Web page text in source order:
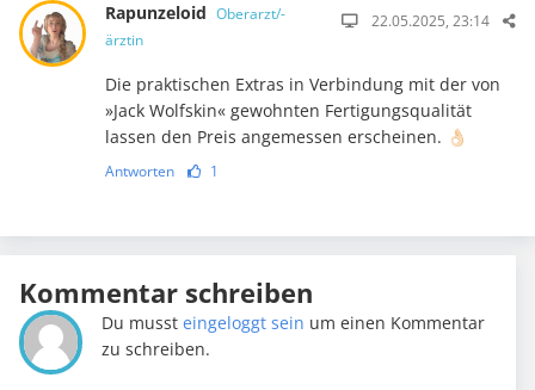
Rapunzeloid Oberarzt/-
ärztin
22.05.2025, 23:14
Die praktischen Extras in Verbindung mit der von
»Jack Wolfskin« gewohnten Fertigungsqualität
lassen den Preis angemessen erscheinen. 👌🏻
Antworten 1
Kommentar schreiben
Du mussteingeloggt sein um einen Kommentar
zu schreiben.